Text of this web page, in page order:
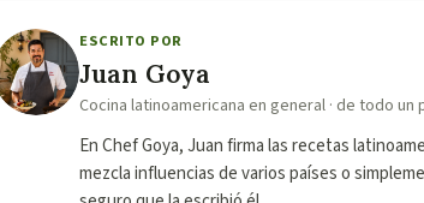
ESCRITO POR
Juan Goya
Cocina latinoamericana en general · de todo un
En Chef Goya, Juan firma las recetas
mezcla influencias de varios países o